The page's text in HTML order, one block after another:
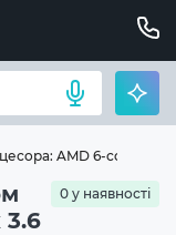
AMD 6-core
0 у наявності